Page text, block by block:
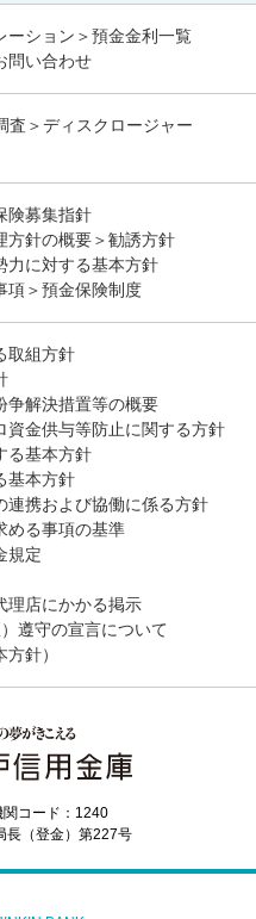
〉
クトバンキング
ージサービス
ス
Ｇ払戻業務
ーション
預金金利一覧
問い合わせ
査
ディスクロージャー
険募集指針
方針の概要
勧誘方針
力に対する基本方針
項
預金保険制度
取組方針
争解決措置等の概要
資金供与等防止に関する方針
る基本方針
基本方針
連携および協働に係る方針
める事項の基準
規定
理店にかかる掲示
遵守の宣言について
針）
コード：1240
長（登金）第227号